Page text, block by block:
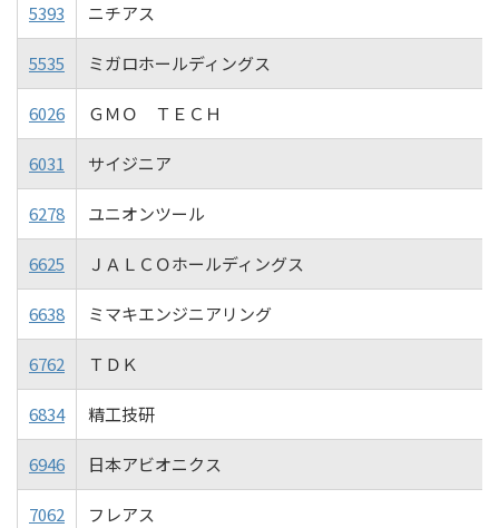
5393 ニチアス
5535 ミガロホールディングス
6026 ＧＭＯ ＴＥＣＨ
6031 サイジニア
6278 ユニオンツール
6625 ＪＡＬＣＯホールディングス
6638 ミマキエンジニアリング
6762 ＴＤＫ
6834 精工技研
6946 日本アビオニクス
7062 フレアス